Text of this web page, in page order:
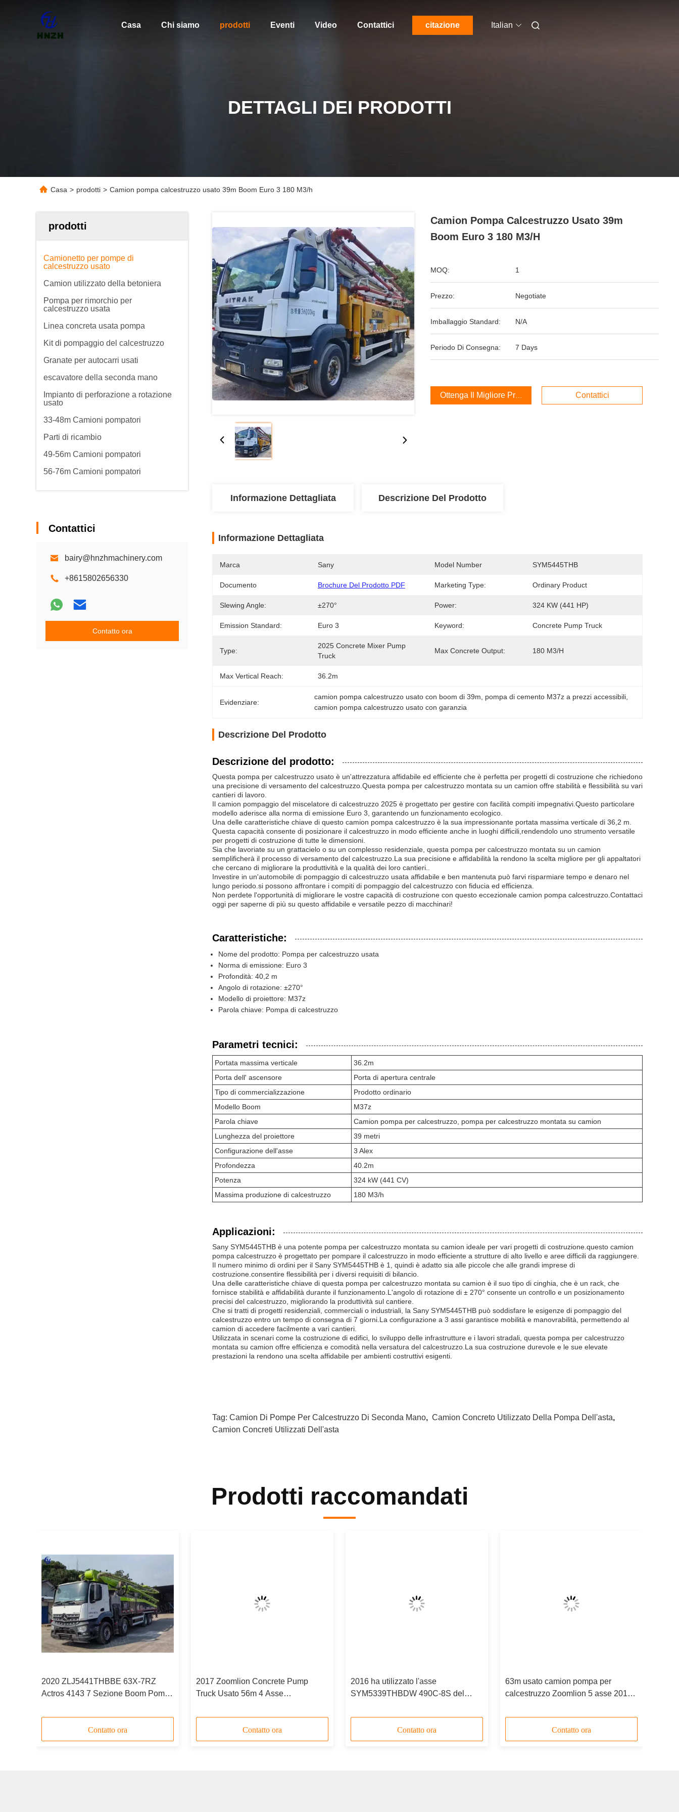
Casa Chi siamo prodotti Eventi Video Contattici citazione Italian
DETTAGLI DEI PRODOTTI
Casa > prodotti > Camion pompa calcestruzzo usato 39m Boom Euro 3 180 M3/h
prodotti
Camionetto per pompe di
calcestruzzo usato
Camion utilizzato della betoniera
Pompa per rimorchio per
calcestruzzo usata
Linea concreta usata pompa
Kit di pompaggio del calcestruzzo
Granate per autocarri usati
escavatore della seconda mano
Impianto di perforazione a rotazione
usato
33-48m Camioni pompatori
Parti di ricambio
49-56m Camioni pompatori
56-76m Camioni pompatori
Contattici
bairy@hnzhmachinery.com
+8615802656330
Contatto ora
Camion Pompa Calcestruzzo Usato 39m
Boom Euro 3 180 M3/h
MOQ: 1
Prezzo: Negotiate
Imballaggio Standard: N/A
Periodo Di Consegna: 7 Days
Ottenga Il Migliore Prezzo Contattici
Informazione Dettagliata Descrizione Del Prodotto
Informazione Dettagliata
Marca Sany Model Number SYM5445THB
Documento Brochure Del Prodotto PDF Marketing Type: Ordinary Product
Slewing Angle: ±270° Power: 324 KW (441 HP)
Emission Standard: Euro 3 Keyword: Concrete Pump Truck
Type:
2025 Concrete Mixer Pump
Truck
Max Concrete Output: 180 M3/h
Max Vertical Reach: 36.2m
Evidenziare:
camion pompa calcestruzzo usato con boom di 39m pompa di cemento M37z a prezzi accessibili
camion pompa calcestruzzo usato con garanzia
Descrizione Del Prodotto
Descrizione del prodotto:
Questa pompa per calcestruzzo usato è un'attrezzatura affidabile ed efficiente che è perfetta per progetti di costruzione che richiedono
una precisione di versamento del calcestruzzo.Questa pompa per calcestruzzo montata su un camion offre stabilità e flessibilità su vari
cantieri di lavoro.
Il camion pompaggio del miscelatore di calcestruzzo 2025 è progettato per gestire con facilità compiti impegnativi.Questo particolare
modello aderisce alla norma di emissione Euro 3, garantendo un funzionamento ecologico.
Una delle caratteristiche chiave di questo camion pompa calcestruzzo è la sua impressionante portata massima verticale di 36,2 m.
Questa capacità consente di posizionare il calcestruzzo in modo efficiente anche in luoghi difficili,rendendolo uno strumento versatile
per progetti di costruzione di tutte le dimensioni.
Sia che lavoriate su un grattacielo o su un complesso residenziale, questa pompa per calcestruzzo montata su un camion
semplificherà il processo di versamento del calcestruzzo.La sua precisione e affidabilità la rendono la scelta migliore per gli appaltatori
che cercano di migliorare la produttività e la qualità dei loro cantieri..
Investire in un'automobile di pompaggio di calcestruzzo usata affidabile e ben mantenuta può farvi risparmiare tempo e denaro nel
lungo periodo.si possono affrontare i compiti di pompaggio del calcestruzzo con fiducia ed efficienza.
Non perdete l'opportunità di migliorare le vostre capacità di costruzione con questo eccezionale camion pompa calcestruzzo.Contattaci
oggi per saperne di più su questo affidabile e versatile pezzo di macchinari!
Caratteristiche:
Nome del prodotto: Pompa per calcestruzzo usata
Norma di emissione: Euro 3
Profondità: 40,2 m
Angolo di rotazione: ±270°
Modello di proiettore: M37z
Parola chiave: Pompa di calcestruzzo
Parametri tecnici:
Portata massima verticale
36.2m
Porta dell' ascensore
Porta di apertura centrale
Tipo di commercializzazione
Prodotto ordinario
Modello Boom
M37z
Parola chiave
Camion pompa per calcestruzzo, pompa per calcestruzzo montata su camion
Lunghezza del proiettore
39 metri
Configurazione dell'asse
3 Alex
Profondezza
40.2m
Potenza
324 kW (441 CV)
Massima produzione di calcestruzzo
180 M3/h
Applicazioni:
Sany SYM5445THB è una potente pompa per calcestruzzo montata su camion ideale per vari progetti di costruzione.questo camion
pompa calcestruzzo è progettato per pompare il calcestruzzo in modo efficiente a strutture di alto livello e aree difficili da raggiungere.
Il numero minimo di ordini per il Sany SYM5445THB è 1, quindi è adatto sia alle piccole che alle grandi imprese di
costruzione.consentire flessibilità per i diversi requisiti di bilancio.
Una delle caratteristiche chiave di questa pompa per calcestruzzo montata su camion è il suo tipo di cinghia, che è un rack, che
fornisce stabilità e affidabilità durante il funzionamento.L'angolo di rotazione di ± 270° consente un controllo e un posizionamento
precisi del calcestruzzo, migliorando la produttività sul cantiere.
Che si tratti di progetti residenziali, commerciali o industriali, la Sany SYM5445THB può soddisfare le esigenze di pompaggio del
calcestruzzo entro un tempo di consegna di 7 giorni.La configurazione a 3 assi garantisce mobilità e manovrabilità, permettendo al
camion di accedere facilmente a vari cantieri.
Utilizzata in scenari come la costruzione di edifici, lo sviluppo delle infrastrutture e i lavori stradali, questa pompa per calcestruzzo
montata su camion offre efficienza e comodità nella versatura del calcestruzzo.La sua costruzione durevole e le sue elevate
prestazioni la rendono una scelta affidabile per ambienti costruttivi esigenti.
Tag: Camion Di Pompe Per Calcestruzzo Di Seconda Mano, Camion Concreto Utilizzato Della Pompa Dell'asta,
Camion Concreti Utilizzati Dell'asta
Prodotti raccomandati
2020 ZLJ5441THBBE 63X-7RZ
Actros 4143 7 Sezione Boom Pompa
Contatto ora
2017 Zoomlion Concrete Pump
Truck Usato 56m 4 Asse
Contatto ora
2016 ha utilizzato l'asse
SYM5339THBDW 490C-8S del
calcestruzzo SANY 3
Contatto ora
63m usato camion pompa per
calcestruzzo Zoomlion 5 asse 2013
Contatto ora